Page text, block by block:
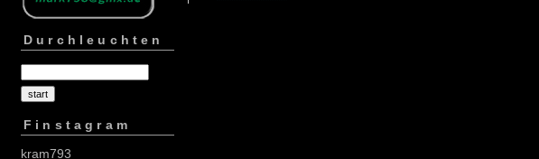
Durchleuchten
Finstagram
kram793